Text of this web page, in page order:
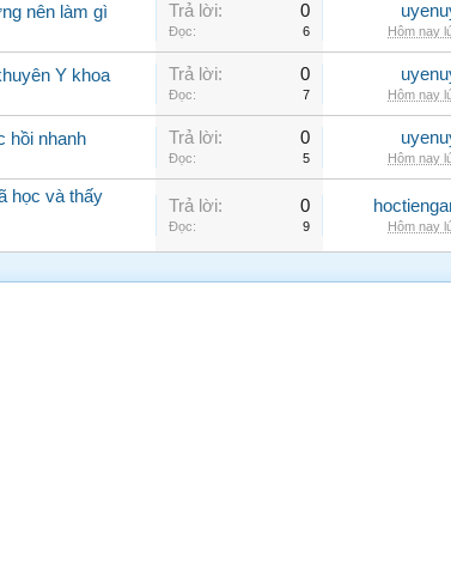
nên làm gì Trả lời: 0
Đọc: 6 Hôm nay
Y khoa Trả lời: 0
Đọc: 7 Hôm nay
hồi nhanh Trả lời: 0
Đọc: 5 Hôm nay
học và thấy
Trả lời: 0
Đọc: 9 Hôm nay